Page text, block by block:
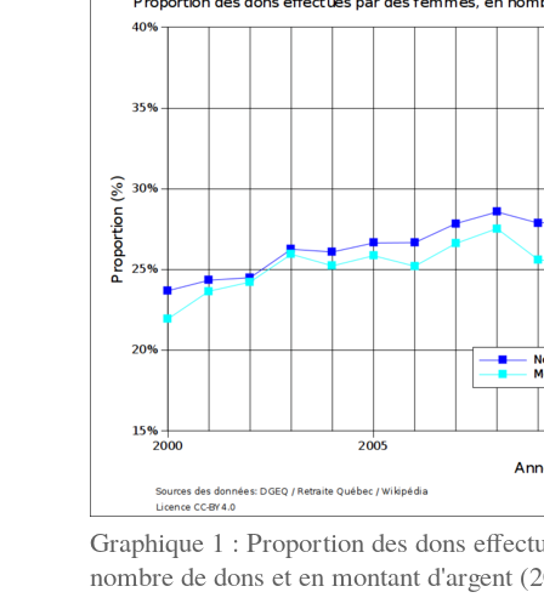
Graphique 1 : Proportion des dons
nombre de dons et en montant d'argent